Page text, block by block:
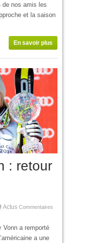
de nos amis les
et la saison
En savoir plus
: retour
Actus Commentaires
Vonn a remporté
a une